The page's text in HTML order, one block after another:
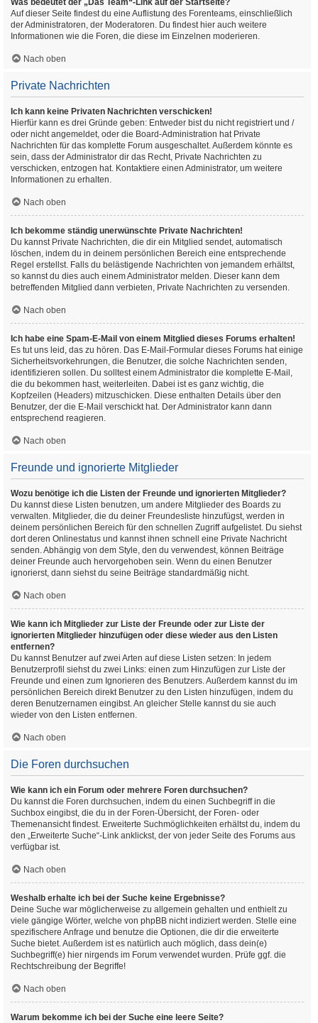
Was bedeutet der „Das Team“-Link auf der Startseite?
Auf dieser Seite findest du eine Auflistung des Forenteams, einschließlich
der Administratoren, der Moderatoren. Du findest hier auch weitere
Informationen wie die Foren, die diese im Einzelnen moderieren.
Nach oben
Private Nachrichten
Ich kann keine Privaten Nachrichten verschicken!
Hierfür kann es drei Gründe geben: Entweder bist du nicht registriert und /
oder nicht angemeldet, oder die Board-Administration hat Private
Nachrichten für das komplette Forum ausgeschaltet. Außerdem könnte es
sein, dass der Administrator dir das Recht, Private Nachrichten zu
verschicken, entzogen hat. Kontaktiere einen Administrator, um weitere
Informationen zu erhalten.
Nach oben
Ich bekomme ständig unerwünschte Private Nachrichten!
Du kannst Private Nachrichten, die dir ein Mitglied sendet, automatisch
löschen, indem du in deinem persönlichen Bereich eine entsprechende
Regel erstellst. Falls du belästigende Nachrichten von jemandem erhältst,
so kannst du dies auch einem Administrator melden. Dieser kann dem
betreffenden Mitglied dann verbieten, Private Nachrichten zu versenden.
Nach oben
Ich habe eine Spam-E-Mail von einem Mitglied dieses Forums erhalten!
Es tut uns leid, das zu hören. Das E-Mail-Formular dieses Forums hat einige
Sicherheitsvorkehrungen, die Benutzer, die solche Nachrichten senden,
identifizieren sollen. Du solltest einem Administrator die komplette E-Mail,
die du bekommen hast, weiterleiten. Dabei ist es ganz wichtig, die
Kopfzeilen (Headers) mitzuschicken. Diese enthalten Details über den
Benutzer, der die E-Mail verschickt hat. Der Administrator kann dann
entsprechend reagieren.
Nach oben
Freunde und ignorierte Mitglieder
Wozu benötige ich die Listen der Freunde und ignorierten Mitglieder?
Du kannst diese Listen benutzen, um andere Mitglieder des Boards zu
verwalten. Mitglieder, die du deiner Freundesliste hinzufügst, werden in
deinem persönlichen Bereich für den schnellen Zugriff aufgelistet. Du siehst
dort deren Onlinestatus und kannst ihnen schnell eine Private Nachricht
senden. Abhängig von dem Style, den du verwendest, können Beiträge
deiner Freunde auch hervorgehoben sein. Wenn du einen Benutzer
ignorierst, dann siehst du seine Beiträge standardmäßig nicht.
Nach oben
Wie kann ich Mitglieder zur Liste der Freunde oder zur Liste der
ignorierten Mitglieder hinzufügen oder diese wieder aus den Listen
entfernen?
Du kannst Benutzer auf zwei Arten auf diese Listen setzen: In jedem
Benutzerprofil siehst du zwei Links: einen zum Hinzufügen zur Liste der
Freunde und einen zum Ignorieren des Benutzers. Außerdem kannst du im
persönlichen Bereich direkt Benutzer zu den Listen hinzufügen, indem du
deren Benutzernamen eingibst. An gleicher Stelle kannst du sie auch
wieder von den Listen entfernen.
Nach oben
Die Foren durchsuchen
Wie kann ich ein Forum oder mehrere Foren durchsuchen?
Du kannst die Foren durchsuchen, indem du einen Suchbegriff in die
Suchbox eingibst, die du in der Foren-Übersicht, der Foren- oder
Themenansicht findest. Erweiterte Suchmöglichkeiten erhältst du, indem du
den „Erweiterte Suche“-Link anklickst, der von jeder Seite des Forums aus
verfügbar ist.
Nach oben
Weshalb erhalte ich bei der Suche keine Ergebnisse?
Deine Suche war möglicherweise zu allgemein gehalten und enthielt zu
viele gängige Wörter, welche von phpBB nicht indiziert werden. Stelle eine
spezifischere Anfrage und benutze die Optionen, die dir die erweiterte
Suche bietet. Außerdem ist es natürlich auch möglich, dass dein(e)
Suchbegriff(e) hier nirgends im Forum verwendet wurden. Prüfe ggf. die
Rechtschreibung der Begriffe!
Nach oben
Warum bekomme ich bei der Suche eine leere Seite?